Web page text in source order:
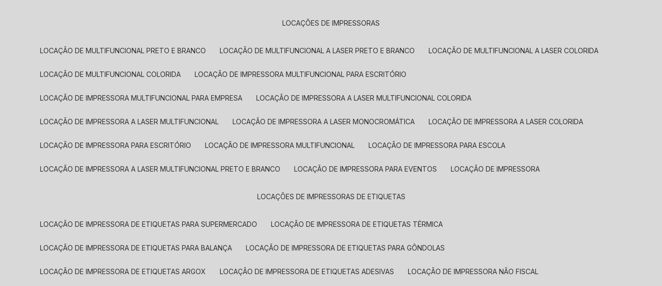
LOCAÇÕES DE IMPRESSORAS
LOCAÇÃO DE MULTIFUNCIONAL PRETO E BRANCO LOCAÇÃO DE MULTIFUNCIONAL A LASER PRETO E BRANCO LOCAÇÃO DE MULTIFUNCIONAL A LASER COLORIDA
LOCAÇÃO DE MULTIFUNCIONAL COLORIDA LOCAÇÃO DE IMPRESSORA MULTIFUNCIONAL PARA ESCRITÓRIO
LOCAÇÃO DE IMPRESSORA MULTIFUNCIONAL PARA EMPRESA LOCAÇÃO DE IMPRESSORA A LASER MULTIFUNCIONAL COLORIDA
LOCAÇÃO DE IMPRESSORA A LASER MULTIFUNCIONAL LOCAÇÃO DE IMPRESSORA A LASER MONOCROMÁTICA LOCAÇÃO DE IMPRESSORA A LASER COLORIDA
LOCAÇÃO DE IMPRESSORA PARA ESCRITÓRIO LOCAÇÃO DE IMPRESSORA MULTIFUNCIONAL LOCAÇÃO DE IMPRESSORA PARA ESCOLA
LOCAÇÃO DE IMPRESSORA A LASER MULTIFUNCIONAL PRETO E BRANCO LOCAÇÃO DE IMPRESSORA PARA EVENTOS LOCAÇÃO DE IMPRESSORA
LOCAÇÕES DE IMPRESSORAS DE ETIQUETAS
LOCAÇÃO DE IMPRESSORA DE ETIQUETAS PARA SUPERMERCADO LOCAÇÃO DE IMPRESSORA DE ETIQUETAS TÉRMICA
LOCAÇÃO DE IMPRESSORA DE ETIQUETAS PARA BALANÇA LOCAÇÃO DE IMPRESSORA DE ETIQUETAS PARA GÔNDOLAS
LOCAÇÃO DE IMPRESSORA DE ETIQUETAS ARGOX LOCAÇÃO DE IMPRESSORA DE ETIQUETAS ADESIVAS LOCAÇÃO DE IMPRESSORA NÃO FISCAL